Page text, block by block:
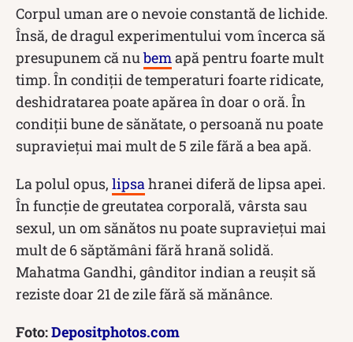
Corpul uman are o nevoie constantă de lichide.
Însă, de dragul experimentului vom încerca să
presupunem că nubemapă pentru foarte mult
timp. În condiții de temperaturi foarte ridicate,
deshidratarea poate apărea în doar o oră. În
condiții bune de sănătate, o persoană nu poate
supraviețui mai mult de 5 zile fără a bea apă.
La polul opus, lipsahranei diferă de lipsa apei.
În funcție de greutatea corporală, vârsta sau
sexul, un om sănătos nu poate supraviețui mai
mult de 6 săptămâni fără hrană solidă.
Mahatma Gandhi, gânditor indian a reușit să
reziste doar 21 de zile fără să mănânce.
Foto:Depositphotos.com